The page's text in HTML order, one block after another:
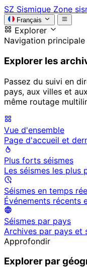
SZ Sismique Zone
Français
Explorer
Navigation principale
Explorer les
Passez du suivi en
pays, aux villes et
même routage
Vue d'ensemble
Page d'accueil et
Plus forts séismes
Les séismes les plus
Séismes en temps
Événements récents
Séismes par pays
Archives par pays et
Approfondir
Explorer par